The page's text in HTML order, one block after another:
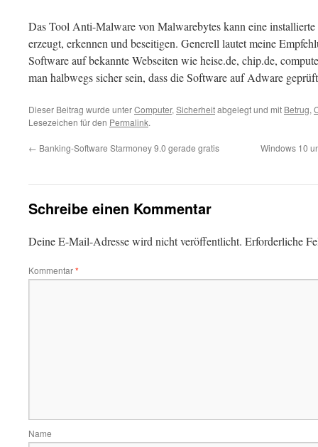
Das Tool Anti-Malware von Malwarebytes kann eine
erzeugt, erkennen und beseitigen. Generell lautet meine
Software auf bekannte Webseiten wie heise.de, chip.de,
man halbwegs sicher sein, dass die Software auf Adware
Dieser Beitrag wurde unterComputer, Sicherheitabgelegt und mit Betrug,
Lesezeichen für den Permalink.
← Banking-Software Starmoney 9.0 gerade gratis Windows 10
Schreibe einen Kommentar
Deine E-Mail-Adresse wird nicht veröffentlicht. Erforderliche
Kommentar*
Name